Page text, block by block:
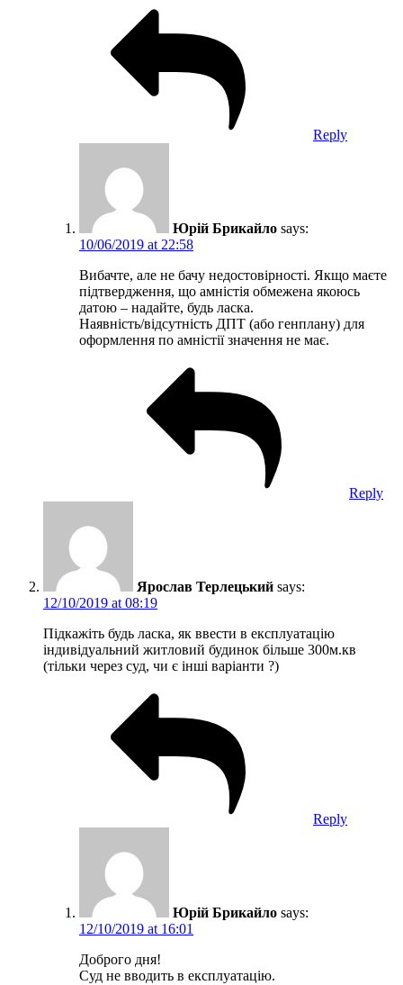
Reply
Юрій Брикайло says:
10/06/2019 at 22:58
Вибачте, але не бачу недостовірності. Якщо маєте
підтвердження, що амністія обмежена якоюсь
датою – надайте, будь ласка.
Наявність/відсутність ДПТ (або генплану) для
оформлення по амністії значення не має.
Reply
Ярослав Терлецький says:
12/10/2019 at 08:19
Підкажіть будь ласка, як ввести в експлуатацію
індивідуальний житловий будинок більше 300м.кв
(тільки через суд, чи є інші варіанти ?)
Reply
Юрій Брикайло says:
12/10/2019 at 16:01
Доброго дня!
Суд не вводить в експлуатацію.